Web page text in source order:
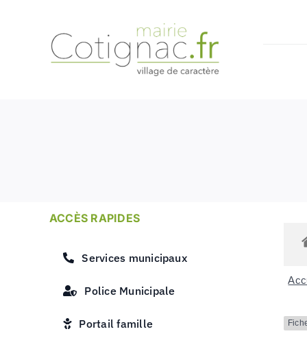
ACCÈS RAPIDES
Services municipaux
Police Municipale
Portail famille